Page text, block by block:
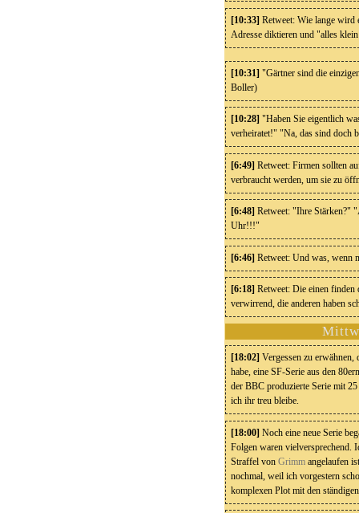
[10:33] Retweet: Wie lange wird
Adresse diktieren und "alles
[10:31] "Gärtner sind die
Boller)
[10:28] "Haben Sie eigentlich
verheiratet!" "Na, das sind doch
[6:49] Retweet: Firmen sollten
verbraucht werden, um sie zu
[6:48] Retweet: "Ihre Stärken?"
Uhr!!!"
[6:46] Retweet: Und was, wenn
[6:18] Retweet: Die einen finden
verwirrend, die anderen haben
[18:02]
Vergessen zu erwähnen,
habe, eine SF-Serie aus den
der BBC produzierte Serie mit
ich ihr treu bleibe.
[18:00] Noch eine neue Serie
Folgen waren vielversprechend.
Straffel von Grimm angelaufen
nochmal, weil ich vorgestern
komplexen Plot mit den